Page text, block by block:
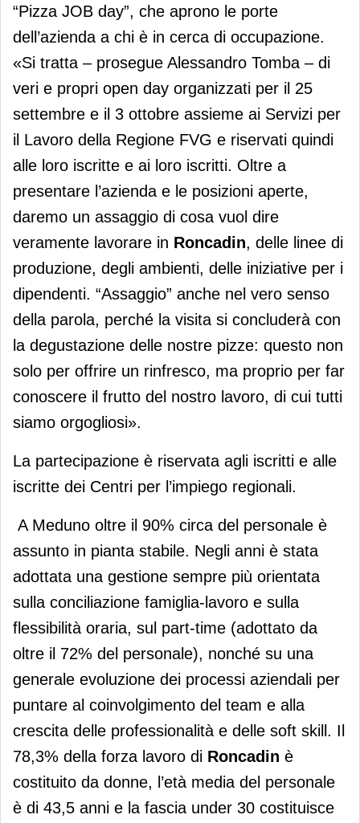
“Pizza JOB day”, che aprono le porte
dell’azienda a chi è in cerca di occupazione.
«Si tratta – prosegue Alessandro Tomba – di
veri e propri open day organizzati per il 25
settembre e il 3 ottobre assieme ai Servizi per
il Lavoro della Regione FVG e riservati quindi
alle loro iscritte e ai loro iscritti. Oltre a
presentare l’azienda e le posizioni aperte,
daremo un assaggio di cosa vuol dire
veramente lavorare in Roncadin, delle linee di
produzione, degli ambienti, delle iniziative per i
dipendenti. “Assaggio” anche nel vero senso
della parola, perché la visita si concluderà con
la degustazione delle nostre pizze: questo non
solo per offrire un rinfresco, ma proprio per far
conoscere il frutto del nostro lavoro, di cui tutti
siamo orgogliosi».
La partecipazione è riservata agli iscritti e alle
iscritte dei Centri per l’impiego regionali.
A Meduno oltre il 90% circa del personale è
assunto in pianta stabile. Negli anni è stata
adottata una gestione sempre più orientata
sulla conciliazione famiglia-lavoro e sulla
flessibilità oraria, sul part-time (adottato da
oltre il 72% del personale), nonché su una
generale evoluzione dei processi aziendali per
puntare al coinvolgimento del team e alla
crescita delle professionalità e delle soft skill. Il
78,3% della forza lavoro di Roncadin è
costituito da donne, l’età media del personale
è di 43,5 anni e la fascia under 30 costituisce